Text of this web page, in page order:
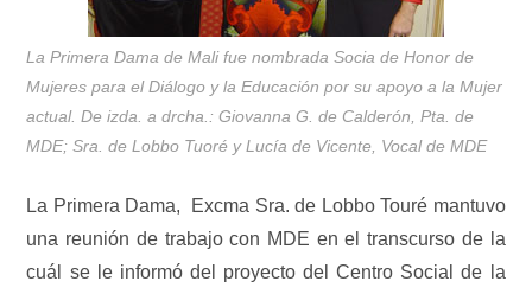
La Primera Dama de Mali fue nombrada Socia de Honor de
Mujeres para el Diálogo y la Educación por su apoyo a la Mujer
actual. De izda. a drcha.: Giovanna G. de Calderón, Pta. de
MDE; Sra. de Lobbo Tuoré y Lucía de Vicente, Vocal de MDE
La Primera Dama, Excma Sra. de Lobbo Touré mantuvo
una reunión de trabajo con MDE en el transcurso de la
cuál se le informó del proyecto del Centro Social de la